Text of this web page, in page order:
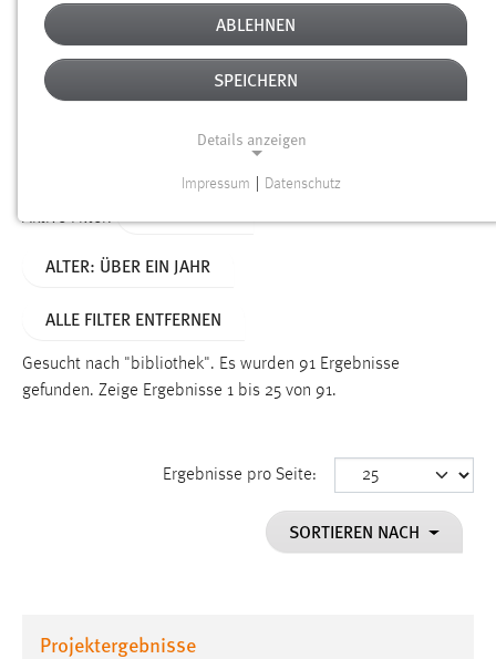
Erstellungsdatum
Alter
Aktive Filter:
ALTER: ÜBER EIN JAHR
ALLE FILTER ENTFERNEN
Gesucht nach "bibliothek". Es wurden 91 Ergebnisse
gefunden. Zeige Ergebnisse 1 bis 25 von 91.
Ergebnisse pro Seite:
SORTIEREN NACH
Projektergebnisse
ABLEHNEN
SPEICHERN
Details anzeigen
Funktionen und sind für die einwandfreie Funktion der
Name:
Dieser Cookie speichert die ausgewählten Einverständnis-
Performance
Impressum Datenschutz